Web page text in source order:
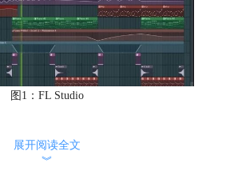
图1：FL Studio
编辑以及录音方面。其钢琴窗界面对于midi音
得Cubase比较适合用作流行音乐编曲，因为
展开阅读全文
︾